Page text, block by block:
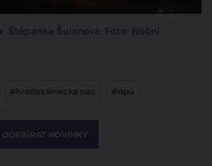
Štěpánka Šulanová, Foto: Noční
#hradozámecká noc #npú
ODEBÍRAT NOVINKY